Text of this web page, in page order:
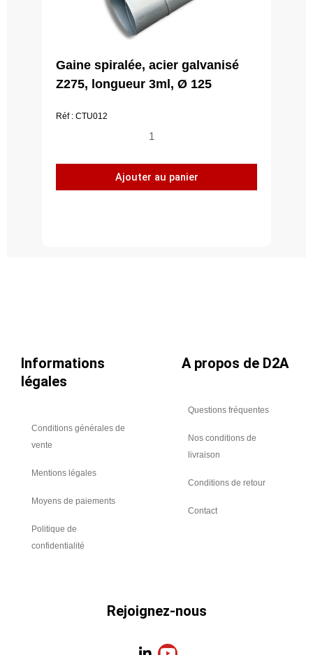
Gaine spiralée, acier galvanisé
Z275, longueur 3ml, Ø 125
Réf : CTU012
quantité
Gaine
spiralée,
Ajouter au panier
Informations
légales
Conditions générales de
vente
Mentions légales
Moyens de paiements
Politique de
confidentialité
A propos de D2A
Questions fréquentes
Nos conditions de
livraison
Conditions de retour
Contact
Rejoignez-nous
L Y